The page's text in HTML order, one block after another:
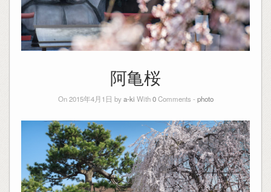
阿亀桜
On 2015年4月1日 bya-ki With0Comments - photo